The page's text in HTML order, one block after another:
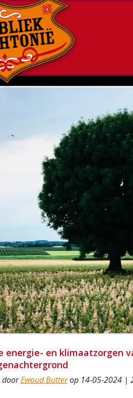
energie- en klimaatzorgen
doorEwoud Butterop 14-05-2024 |